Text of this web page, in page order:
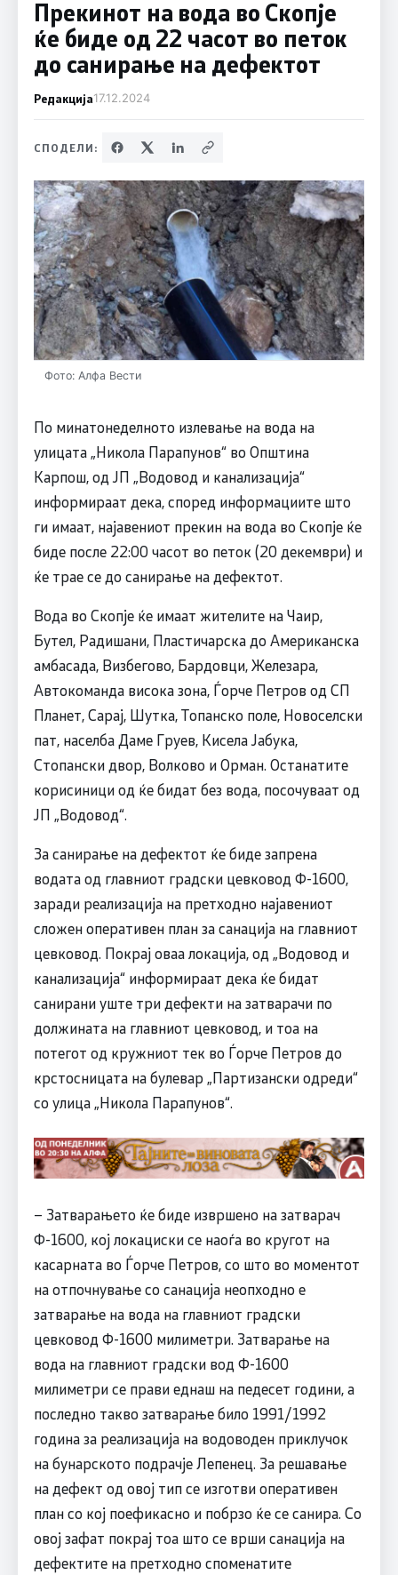
Прекинот на вода во Скопје
ќе биде од 22 часот во петок
до санирање на дефектот
Редакција17.12.2024
СПОДЕЛИ:
Фото: Алфа Вести
По минатонеделното излевање на вода на
улицата „Никола Парапунов“ во Општина
Карпош, од ЈП „Водовод и канализација“
информираат дека, според информациите што
ги имаат, најавениот прекин на вода во Скопје ќе
биде после 22:00 часот во петок (20 декември) и
ќе трае се до санирање на дефектот.
Вода во Скопје ќе имаат жителите на Чаир,
Бутел, Радишани, Пластичарска до Американска
амбасада, Визбегово, Бардовци, Железара,
Автокоманда висока зона, Ѓорче Петров од СП
Планет, Сарај, Шутка, Топанско поле, Новоселски
пат, населба Даме Груев, Кисела Јабука,
Стопански двор, Волково и Орман. Останатите
корисиници од ќе бидат без вода, посочуваат од
ЈП „Водовод“.
За санирање на дефектот ќе биде запрена
водата од главниот градски цевковод Ф-1600,
заради реализација на претходно најавениот
сложен оперативен план за санација на главниот
цевковод. Покрај оваа локација, од „Водовод и
канализација“ информираат дека ќе бидат
санирани уште три дефекти на затварачи по
должината на главниот цевковод, и тоа на
потегот од кружниот тек во Ѓорче Петров до
крстосницата на булевар „Партизански одреди“
со улица „Никола Парапунов“.
– Затварањето ќе биде извршено на затварач
Ф-1600, кој локациски се наоѓа во кругот на
касарната во Ѓорче Петров, со што во моментот
на отпочнување со санација неопходно е
затварање на вода на главниот градски
цевковод Ф-1600 милиметри. Затварање на
вода на главниот градски вод Ф-1600
милиметри се прави еднаш на педесет години, а
последно такво затварање било 1991/1992
година за реализација на водоводен приклучок
на бунарското подрачје Лепенец. За решавање
на дефект од овој тип се изготви оперативен
план со кој поефикасно и побрзо ќе се санира. Со
овој зафат покрај тоа што се врши санација на
дефектите на претходно споменатите